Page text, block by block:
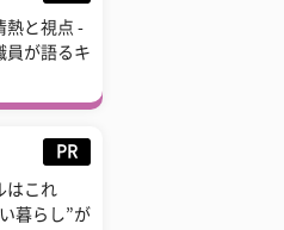
熱と視点 -
員が語るキ
PR
はこれ
暮らし”が